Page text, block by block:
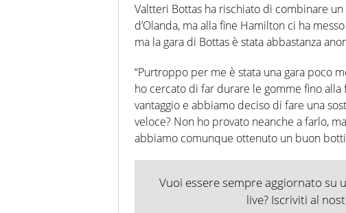
Valtteri Bottas ha rischiato di combinare
d’Olanda, ma alla fine Hamilton ci ha
ma la gara di Bottas è stata abbastanza
“Purtroppo per me è stata una gara poco
ho cercato di far durare le gomme fino
vantaggio e abbiamo deciso di fare una
veloce? Non ho provato neanche a farlo,
abbiamo comunque ottenuto un buon
Vuoi essere sempre aggiornato su
live? Iscriviti al